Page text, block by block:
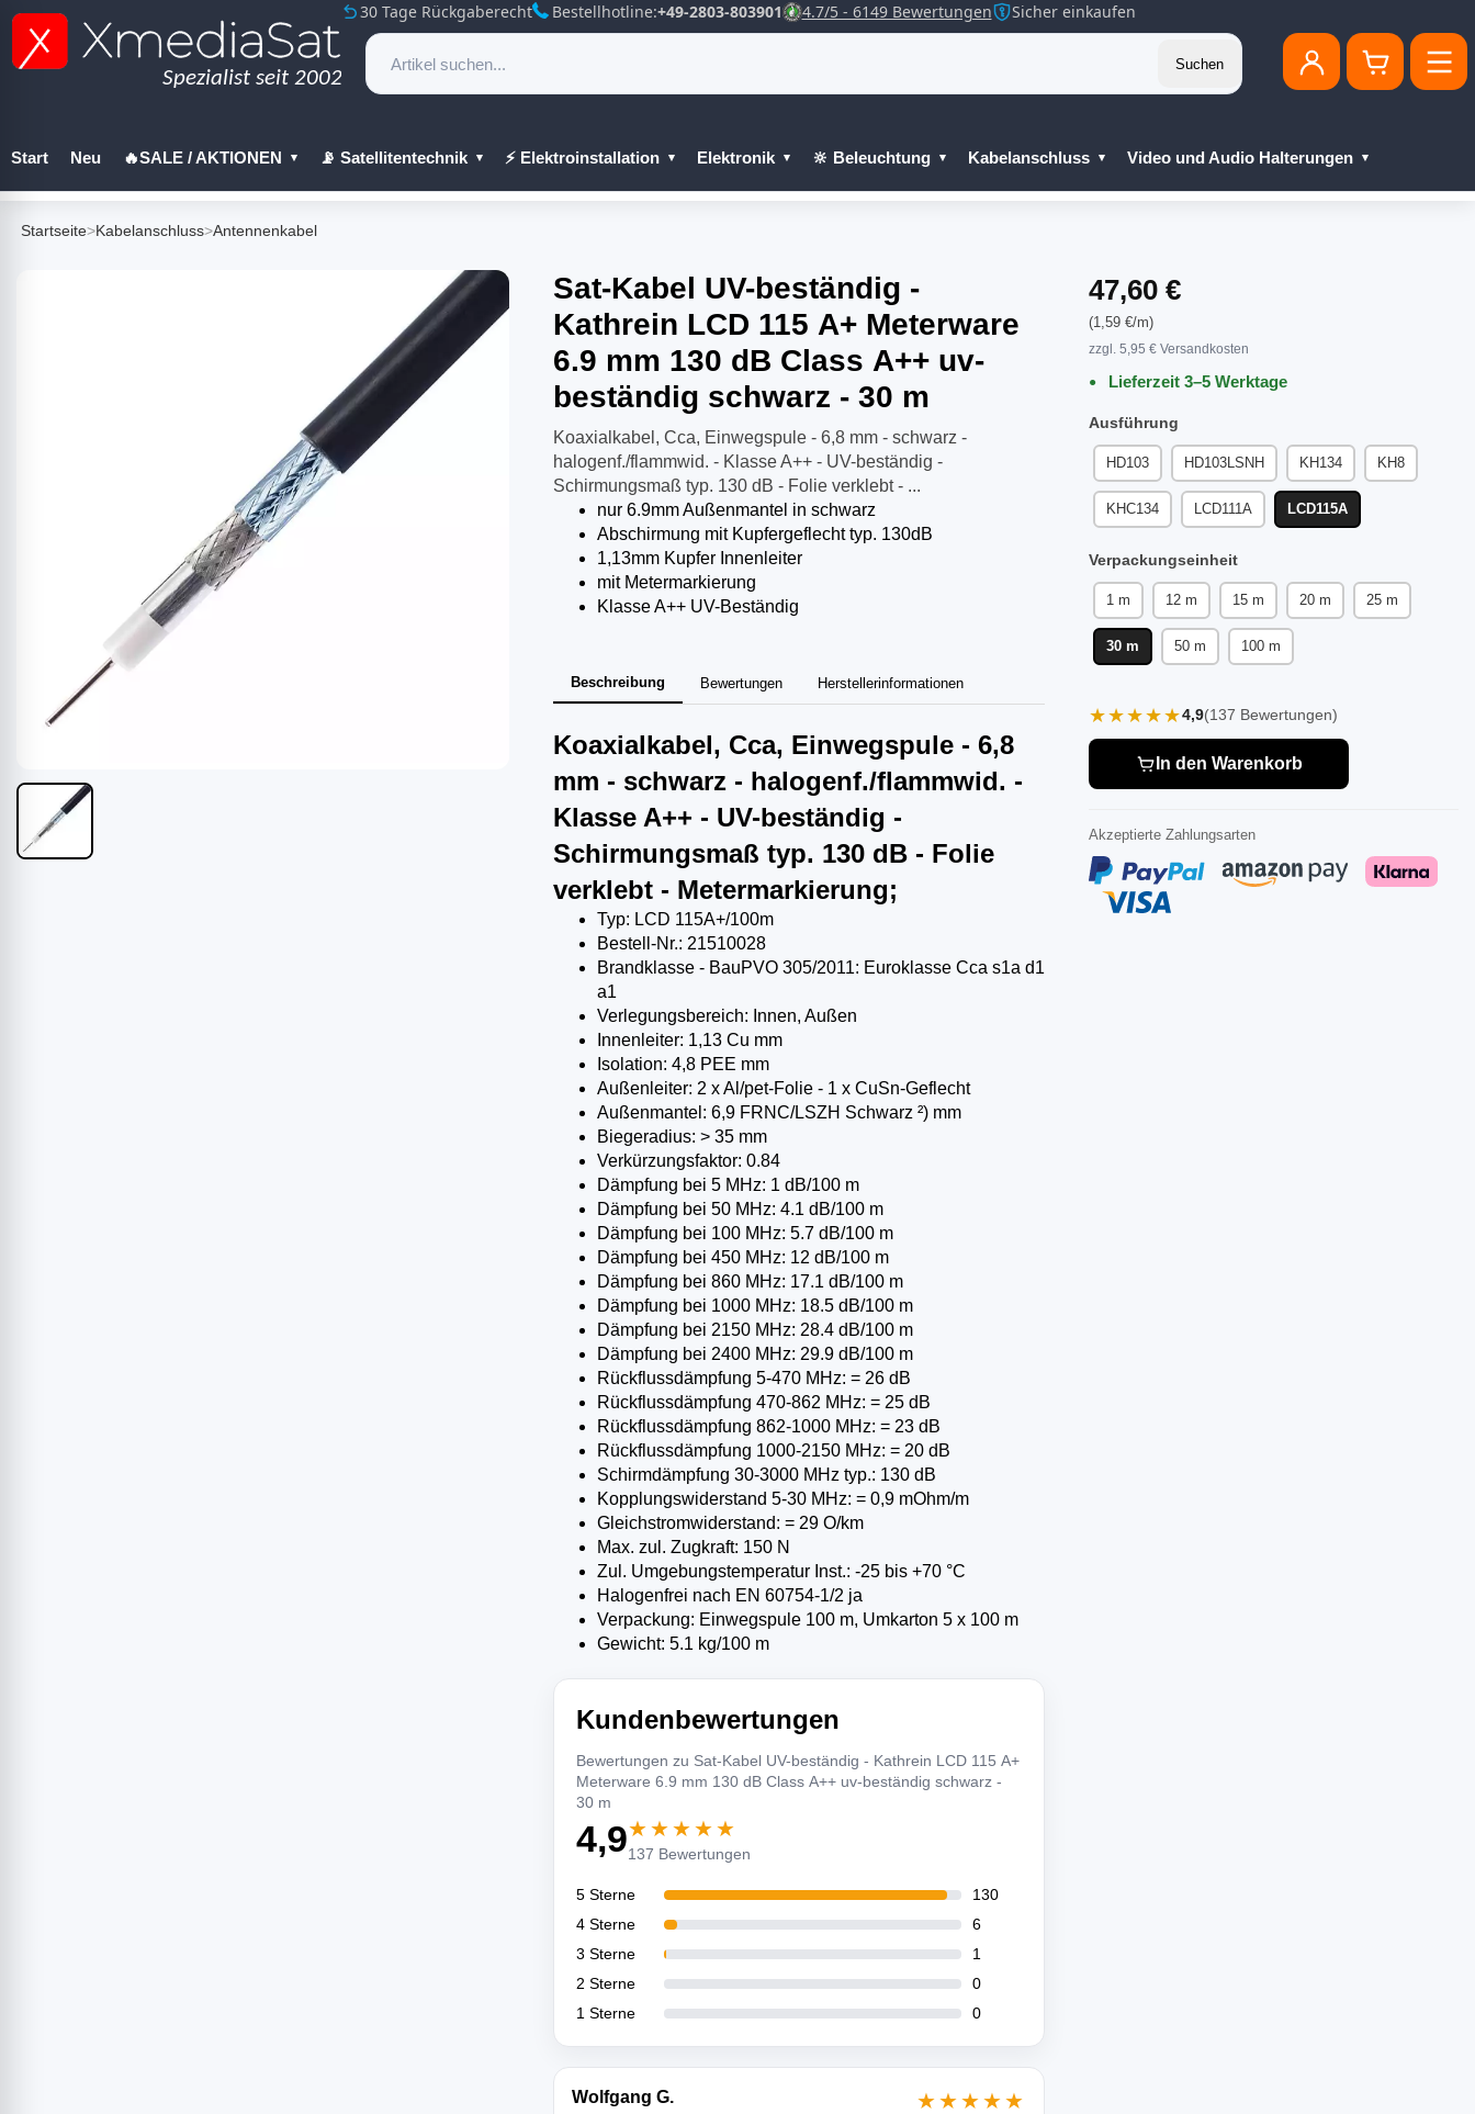
30 Tage Rückgaberecht Bestellhotline:+49-2803-803901 4.7/5 - 6149 Bewertungen Sicher einkaufen
Suchen
Start Neu 🔥SALE / AKTIONEN 📡 Satellitentechnik ⚡ Elektroinstallation Elektronik 🔆 Beleuchtung Kabelanschluss Video und Audio Halterungen
🔧 Werkzeug
Startseite>Kabelanschluss>Antennenkabel
Sat-Kabel UV-beständig -
Kathrein LCD 115 A+ Meterware
6.9 mm 130 dB Class A++ uv-
beständig schwarz - 30 m
Koaxialkabel, Cca, Einwegspule - 6,8 mm - schwarz -
halogenf./flammwid. - Klasse A++ - UV-beständig -
Schirmungsmaß typ. 130 dB - Folie verklebt - ...
nur 6.9mm Außenmantel in schwarz
Abschirmung mit Kupfergeflecht typ. 130dB
1,13mm Kupfer Innenleiter
mit Metermarkierung
Klasse A++ UV-Beständig
Beschreibung Bewertungen Herstellerinformationen
Koaxialkabel, Cca, Einwegspule - 6,8
mm - schwarz - halogenf./flammwid. -
Klasse A++ - UV-beständig -
Schirmungsmaß typ. 130 dB - Folie
verklebt - Metermarkierung;
Typ: LCD 115A+/100m
Bestell-Nr.: 21510028
Brandklasse - BauPVO 305/2011: Euroklasse Cca s1a d1
a1
Verlegungsbereich: Innen, Außen
Innenleiter: 1,13 Cu mm
Isolation: 4,8 PEE mm
Außenleiter: 2 x Al/pet-Folie - 1 x CuSn-Geflecht
Außenmantel: 6,9 FRNC/LSZH Schwarz ²) mm
Biegeradius: > 35 mm
Verkürzungsfaktor: 0.84
Dämpfung bei 5 MHz: 1 dB/100 m
Dämpfung bei 50 MHz: 4.1 dB/100 m
Dämpfung bei 100 MHz: 5.7 dB/100 m
Dämpfung bei 450 MHz: 12 dB/100 m
Dämpfung bei 860 MHz: 17.1 dB/100 m
Dämpfung bei 1000 MHz: 18.5 dB/100 m
Dämpfung bei 2150 MHz: 28.4 dB/100 m
Dämpfung bei 2400 MHz: 29.9 dB/100 m
Rückflussdämpfung 5-470 MHz: = 26 dB
Rückflussdämpfung 470-862 MHz: = 25 dB
Rückflussdämpfung 862-1000 MHz: = 23 dB
Rückflussdämpfung 1000-2150 MHz: = 20 dB
Schirmdämpfung 30-3000 MHz typ.: 130 dB
Kopplungswiderstand 5-30 MHz: = 0,9 mOhm/m
Gleichstromwiderstand: = 29 O/km
Max. zul. Zugkraft: 150 N
Zul. Umgebungstemperatur Inst.: -25 bis +70 °C
Halogenfrei nach EN 60754-1/2 ja
Verpackung: Einwegspule 100 m, Umkarton 5 x 100 m
Gewicht: 5.1 kg/100 m
Kundenbewertungen
Bewertungen zu Sat-Kabel UV-beständig - Kathrein LCD 115 A+
Meterware 6.9 mm 130 dB Class A++ uv-beständig schwarz -
30 m
4,9★★★★★
137 Bewertungen
5 Sterne
130
4 Sterne
6
3 Sterne
1
2 Sterne
0
1 Sterne
0
Wolfgang G. ★★★★★
47,60 €
(1,59 €/m)
zzgl. 5,95 € Versandkosten
Lieferzeit 3–5 Werktage
Ausführung
HD103 HD103LSNH KH134 KH8
KHC134 LCD111A LCD115A
Verpackungseinheit
1 m 12 m 15 m 20 m 25 m
30 m 50 m 100 m
★★★★★4,9(137 Bewertungen)
In den Warenkorb
Akzeptierte Zahlungsarten